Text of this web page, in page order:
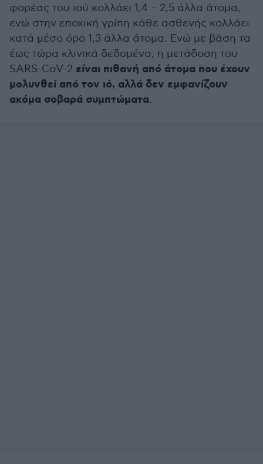
φορέας του ιού κολλάει 1,4 – 2,5 άλλα άτομα,
ενώ στην εποχική γρίπη κάθε ασθενής κολλάει
κατά μέσο όρο 1,3 άλλα άτομα. Ενώ με βάση τα
έως τώρα κλινικά δεδομένα, η μετάδοση του
SARS-CoV-2 είναι πιθανή από άτομα που έχουν
μολυνθεί από τον ιό, αλλά δεν εμφανίζουν
ακόμα σοβαρά συμπτώματα.